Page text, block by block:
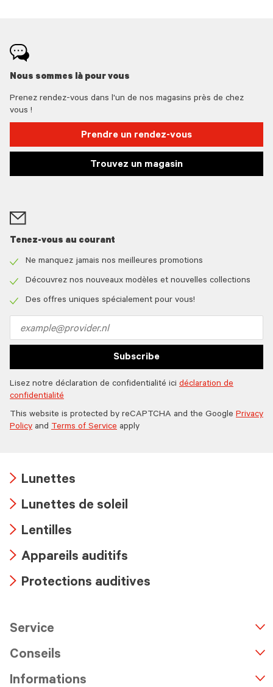
Nous sommes là pour vous
Prenez rendez-vous dans l'un de nos magasins près de chez
vous !
Prendre un rendez-vous
Trouvez un magasin
Tenez-vous au courant
icon
Ne manquez jamais nos meilleures promotions
icon
Découvrez nos nouveaux modèles et nouvelles collections
Des offres uniques spécialement pour vous!
address
Subscribe
Lisez notre déclaration de confidentialité ici déclaration de
confidentialité
This website is protected by reCAPTCHA and the Google Privacy
Policy and Terms of Service apply
icon
Lunettes
icon
Lunettes de soleil
icon
Lentilles
icon
Appareils auditifs
Protections auditives
Service
Conseils
Informations